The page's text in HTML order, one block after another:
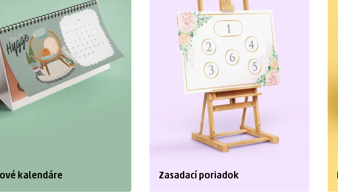
kalendáre Zasadací poriadok